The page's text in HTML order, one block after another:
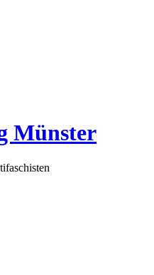
Münster